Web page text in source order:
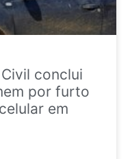
conclui
por furto
em